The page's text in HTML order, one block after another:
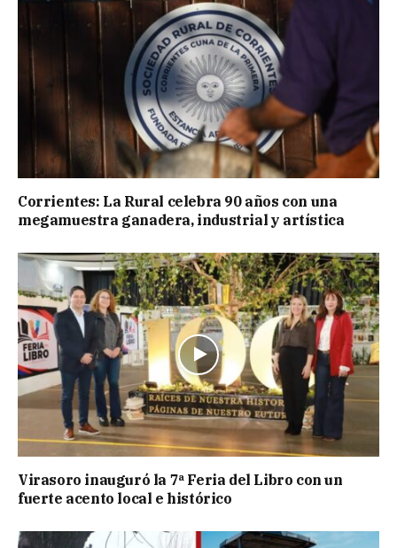
Corrientes: La Rural celebra 90 años con una
megamuestra ganadera, industrial y artística
Virasoro inauguró la 7ª Feria del Libro con un
fuerte acento local e histórico